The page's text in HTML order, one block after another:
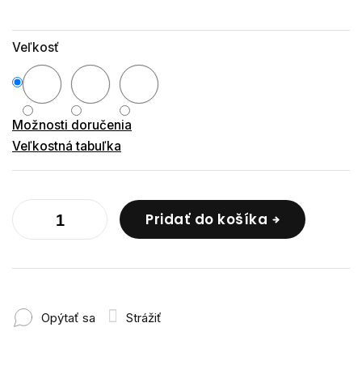
Veľkosť
Možnosti doručenia
Veľkostná tabuľka
Pridať do košíka
Opýtať sa Strážiť